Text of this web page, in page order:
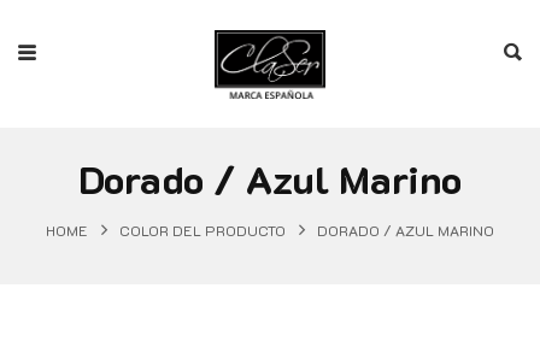
Dorado / Azul Marino
HOME COLOR DEL PRODUCTO DORADO / AZUL MARINO